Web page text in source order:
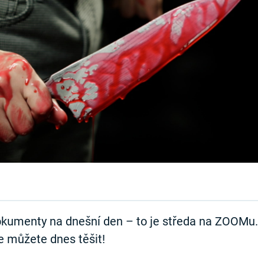
na dnešní den – to je středa na ZOOMu.
můžete dnes těšit!